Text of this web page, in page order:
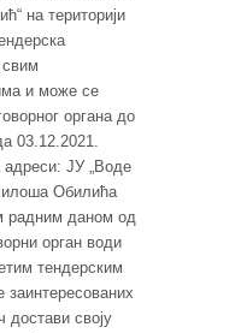
на територији
свим
и може се
органа до
03.12.2021.
адреси: ЈУ „Воде
Обилића
радним даном од
орган води
тендерским
заинтересованих
достави своју